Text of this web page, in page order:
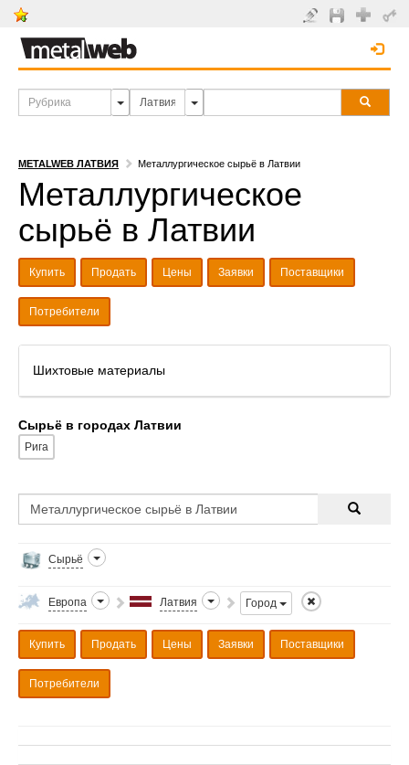
METALWEB ЛАТВИЯ Металлургическое сырьё в Латвии
Металлургическое
сырьё в Латвии
Купить Продать Цены Заявки Поставщики
Потребители
Шихтовые материалы
Сырьё в городах Латвии
Рига
Сырьё
Европа Латвия Город
Купить Продать Цены Заявки Поставщики
Потребители